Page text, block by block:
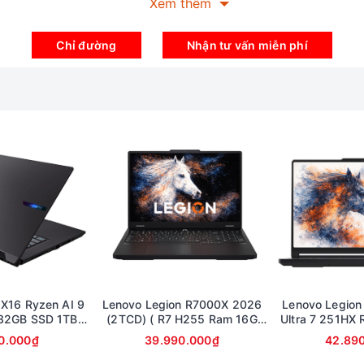
góc cạnh có phần vuông vức mang đến sự mạnh
trọng về kiểu dáng . Máy có trọng lượng 2.1kg và
cho người dùng sự tiện lợi khi mang theo đi học, đi
tác vụ nặng.
Xem thêm
Chỉ đường Nhận tư vấn miễn phí
Ryzen AI 9
SSD 1TB
2.5K RTX
8Gb
Lenovo Legion R7000X 2026
(2TCD) ( R7 H255 Ram 16G
SSD 1TB RTX 5060 8G | 15.3in
2.5K OLED 165Hz )
39.990.000₫
Lenovo
Ultra 7 251HX
1TB RTX
15.3inch